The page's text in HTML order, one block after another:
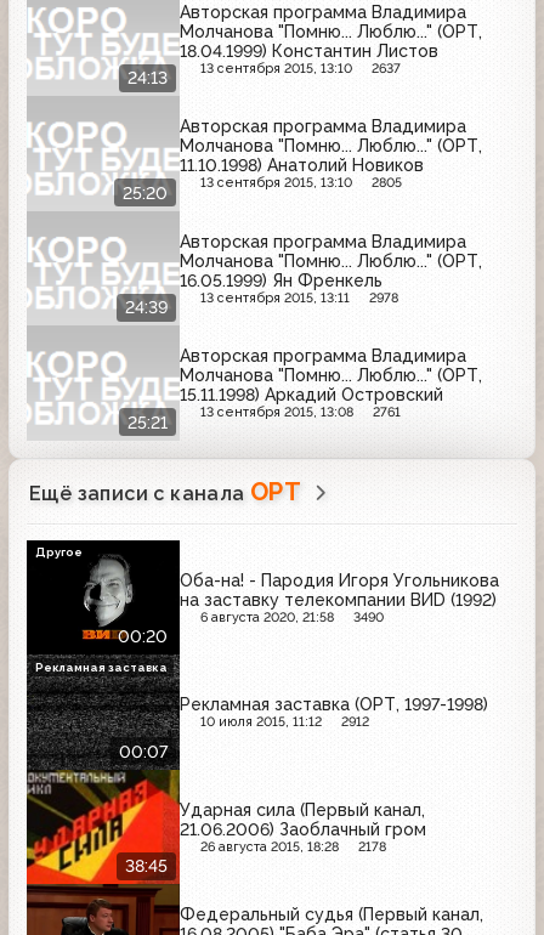
24:13
Авторская программа Владимира
Молчанова "Помню... Люблю..." (ОРТ,
18.04.1999) Константин Листов
13 сентября 2015, 13:10 2637
25:20
Авторская программа Владимира
Молчанова "Помню... Люблю..." (ОРТ,
11.10.1998) Анатолий Новиков
13 сентября 2015, 13:10 2805
24:39
Авторская программа Владимира
Молчанова "Помню... Люблю..." (ОРТ,
16.05.1999) Ян Френкель
13 сентября 2015, 13:11 2978
25:21
Авторская программа Владимира
Молчанова "Помню... Люблю..." (ОРТ,
15.11.1998) Аркадий Островский
13 сентября 2015, 13:08 2761
Ещё записи с канала ОРТ
00:20
Оба-на! - Пародия Игоря Угольникова
на заставку телекомпании ВИD (1992)
6 августа 2020, 21:58 3490
Другое
00:07
Рекламная заставка (ОРТ, 1997-1998)
10 июля 2015, 11:12 2912
Рекламная заставка
38:45
Ударная сила (Первый канал,
21.06.2006) Заоблачный гром
26 августа 2015, 18:28 2178
Федеральный судья (Первый канал,